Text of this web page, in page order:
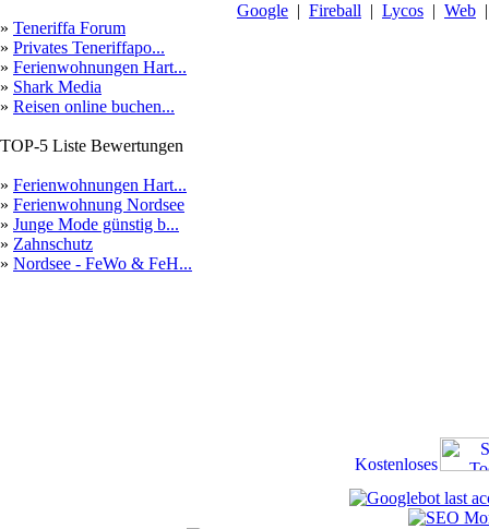
» Teneriffa Forum
» Privates Teneriffapo...
» Ferienwohnungen Hart...
» Shark Media
» Reisen online buchen...
TOP-5 Liste Bewertungen
» Ferienwohnungen Hart...
» Ferienwohnung Nordsee
» Junge Mode günstig b...
» Zahnschutz
» Nordsee - FeWo & FeH...
Google | Fireball | Lycos | Web